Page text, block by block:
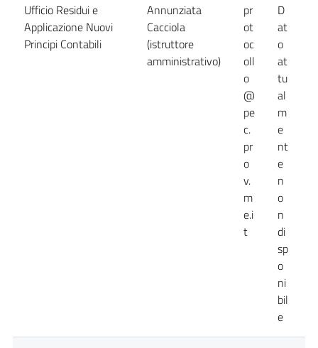
Ufficio Residui e
Applicazione Nuovi
Principi Contabili
Annunziata
Cacciola
(istruttore
amministrativo)
pr
ot
oc
oll
o
@
pe
c.
pr
o
v.
m
e.i
t
D
at
o
at
tu
al
m
e
nt
e
n
o
n
di
sp
o
ni
bil
e